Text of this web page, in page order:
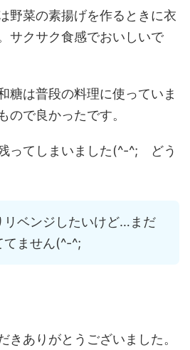
野菜の素揚げを作るときに衣
サクサク食感でおいしいで
糖は普段の料理に使っていま
ので良かったです。
ってしまいました(^-^; どう
リベンジしたいけど…まだ
てません(^-^;
きありがとうございました。